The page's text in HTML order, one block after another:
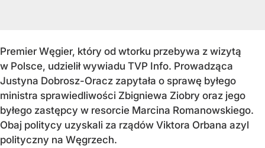
Premier Węgier, który od wtorku przebywa z wizytą
w Polsce, udzielił wywiadu TVP Info. Prowadząca
Justyna Dobrosz-Oracz zapytała o sprawę byłego
ministra sprawiedliwości Zbigniewa Ziobry oraz jego
byłego zastępcy w resorcie Marcina Romanowskiego.
Obaj politycy uzyskali za rządów Viktora Orbana azyl
polityczny na Węgrzech.